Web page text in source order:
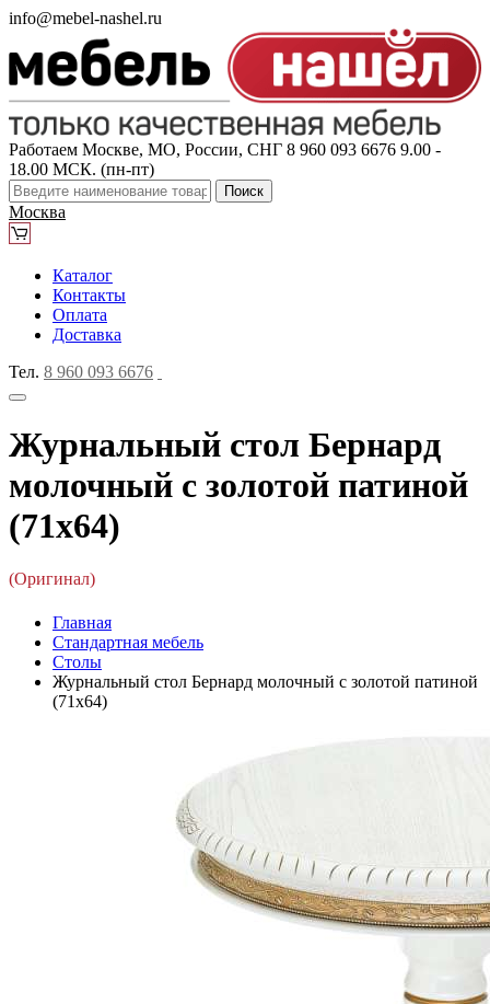
info@mebel-nashel.ru
Работаем Москве, МО, России, СНГ 8 960 093 6676 9.00 -
18.00 МСК. (пн-пт)
Поиск
Москва
Каталог
Контакты
Оплата
Доставка
Тел. 8 960 093 6676
Журнальный стол Бернард
молочный с золотой патиной
(71x64)
(Оригинал)
Главная
Стандартная мебель
Столы
Журнальный стол Бернард молочный с золотой патиной
(71x64)